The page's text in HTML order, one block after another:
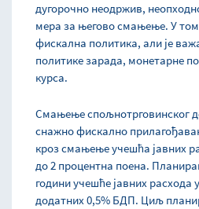
дугорочно неодржив,
мера за његово смањење. У
фискална политика, али је
политике зарада, монетарне
курса.
Смањење спољнотрговинског
снажно фискално
кроз смањење учешћа јавних
до 2 процентна поена.
години учешће јавних
додатних 0,5% БДП. Циљ